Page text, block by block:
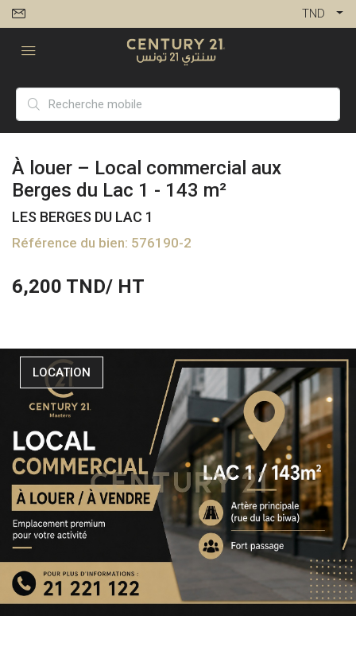
TND
À louer – Local commercial aux
Berges du Lac 1 - 143 m²
LES BERGES DU LAC 1
Référence du bien: 576190-2
6,200 TND/ HT
LOCATION